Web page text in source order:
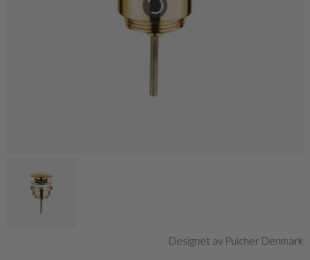
Designet av Pulcher Denmark